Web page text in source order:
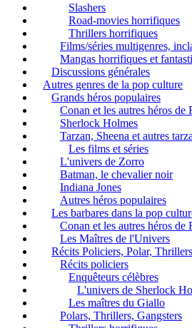
Slashers
Road-movies horrifiques
Thrillers horrifiques
Films/séries multigenres,
Mangas horrifiques et
Discussions générales
Autres genres de la pop culture
Grands héros populaires
Conan et les autres héros
Sherlock Holmes
Tarzan, Sheena et autres
Les films et séries
L'univers de Zorro
Batman, le chevalier noir
Indiana Jones
Autres héros populaires
Les barbares dans la pop
Conan et les autres héros
Les Maîtres de l'Univers
Récits Policiers, Polar,
Récits policiers
Enquêteurs célèbres
L'univers de Sherlock
Les maîtres du Giallo
Polars, Thrillers, Gangsters